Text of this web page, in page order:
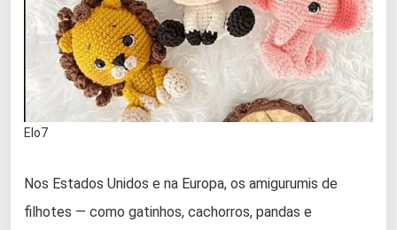
Elo7
Nos Estados Unidos e na Europa, os amigurumis de
filhotes — como gatinhos, cachorros, pandas e